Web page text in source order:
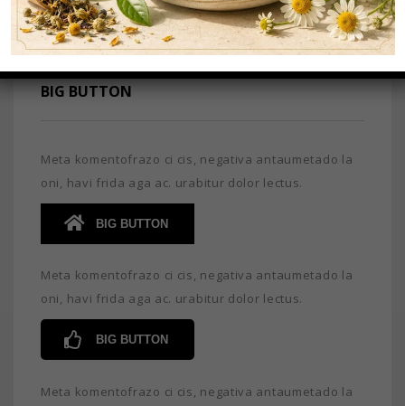
BIG BUTTON
Meta komentofrazo ci cis, negativa antaumetado la
oni, havi frida aga ac. urabitur dolor lectus.
BIG BUTTON
Meta komentofrazo ci cis, negativa antaumetado la
oni, havi frida aga ac. urabitur dolor lectus.
BIG BUTTON
Meta komentofrazo ci cis, negativa antaumetado la